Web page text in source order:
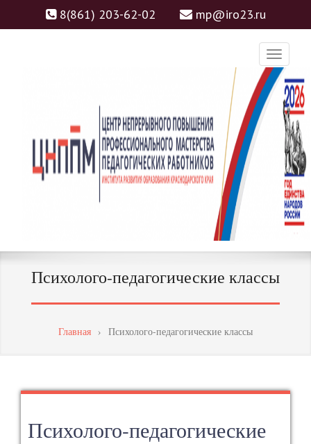
8(861) 203-62-02 mp@iro23.ru
ЦЕНТР НЕПРЕРЫВНОГО
ПОВЫШЕНИЯ
ПРОФЕССИОНАЛЬНОГО
МАСТЕРСТВА
РАБОТНИКОВ
ЦНППМ
Психолого-педагогические классы
Главная › Психолого-педагогические классы
Психолого-педагогические